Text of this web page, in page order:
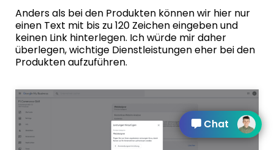
Anders als bei den Produkten können wir hier nur
einen Text mit bis zu 120 Zeichen eingeben und
keinen Link hinterlegen. Ich würde mir daher
überlegen, wichtige Dienstleistungen eher bei den
Produkten aufzuführen.
Chat